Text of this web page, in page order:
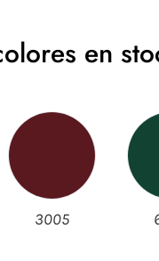
en
3005